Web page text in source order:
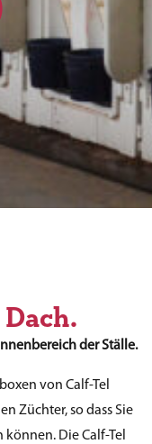
der Ställe.
von Calf-Tel
Züchter, so dass Sie
Die Calf-Tel